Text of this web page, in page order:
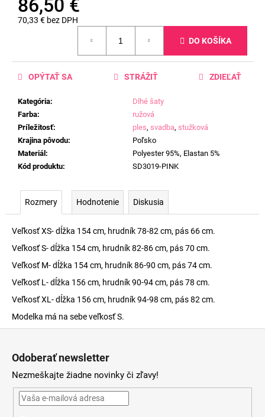
86,50 €
70,33 € bez DPH
DO KOŠÍKA
Kategória:
Dlhé šaty
Farba:
ružová
Príležitosť: ples, svadba, stužková
Krajina pôvodu:
Poľsko
Materiál :
Polyester 95%, Elastan 5%
Kód produktu: SD3019-PINK
OPÝTAŤ SA STRÁŽIŤ ZDIEĽAŤ
Rozmery Hodnotenie Diskusia
Veľkosť XS- dĺžka 154 cm, hrudník 78-82 cm, pás 66 cm.
Veľkosť S- dĺžka 154 cm, hrudník 82-86 cm, pás 70 cm.
Veľkosť M- dĺžka 154 cm, hrudník 86-90 cm, pás 74 cm.
Veľkosť L- dĺžka 156 cm, hrudník 90-94 cm, pás 78 cm.
Veľkosť XL- dĺžka 156 cm, hrudník 94-98 cm, pás 82 cm.
Modelka má na sebe veľkosť S.
Odoberať newsletter
Nezmeškajte žiadne novinky či zľavy!